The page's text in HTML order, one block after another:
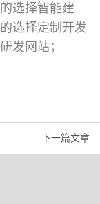
选择智能建
选择定制开发
发网站；
下一篇文章